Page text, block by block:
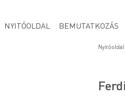
NYITÓOLDAL BEMUTATKOZÁS
Nyitóoldal